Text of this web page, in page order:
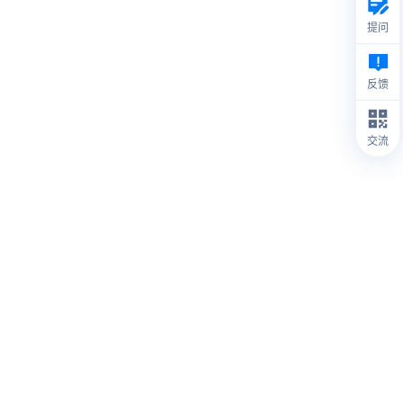
提问
反馈
交流